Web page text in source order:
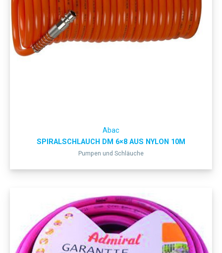
Abac
SPIRALSCHLAUCH DM 6×8 AUS NYLON 10M
Pumpen und Schläuche